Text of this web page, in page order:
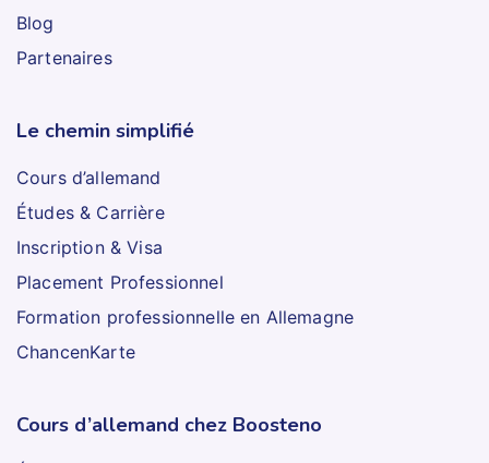
Blog
Partenaires
Le chemin simplifié
Cours d’allemand
Études & Carrière
Inscription & Visa
Placement Professionnel
Formation professionnelle en Allemagne
ChancenKarte
Cours d’allemand chez Boosteno